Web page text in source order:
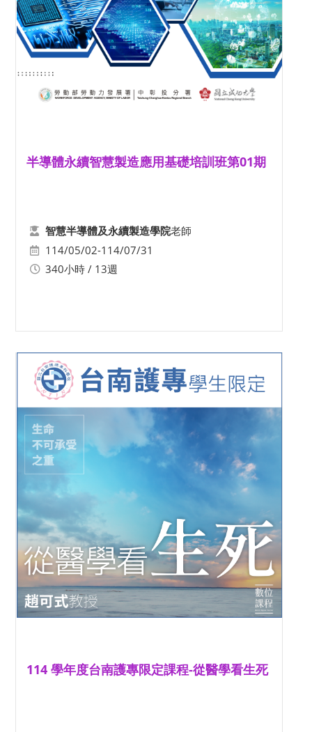
半導體永續智慧製造應用基礎培訓班第01期
智慧半導體及永續製造學院老師
114/05/02-114/07/31
340小時 / 13週
114 學年度台南護專限定課程-從醫學看生死